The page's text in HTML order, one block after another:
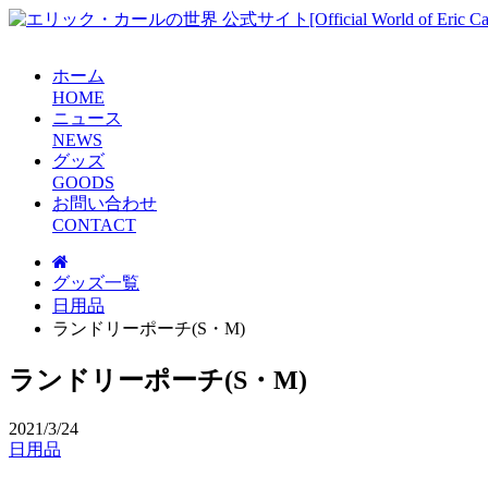
ホーム
HOME
ニュース
NEWS
グッズ
GOODS
お問い合わせ
CONTACT
グッズ一覧
日用品
ランドリーポーチ(S・M)
ランドリーポーチ(S・M)
2021/3/24
日用品